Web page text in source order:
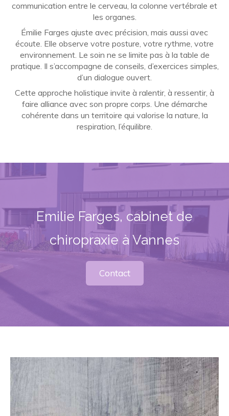
communication entre le cerveau, la colonne vertébrale et
les organes.
Émilie Farges ajuste avec précision, mais aussi avec
écoute. Elle observe votre posture, votre rythme, votre
environnement. Le soin ne se limite pas à la table de
pratique. Il s’accompagne de conseils, d’exercices simples,
d’un dialogue ouvert.
Cette approche holistique invite à ralentir, à ressentir, à
faire alliance avec son propre corps. Une démarche
cohérente dans un territoire qui valorise la nature, la
respiration, l’équilibre.
Emilie Farges, cabinet de
chiropraxie à Vannes
Contact